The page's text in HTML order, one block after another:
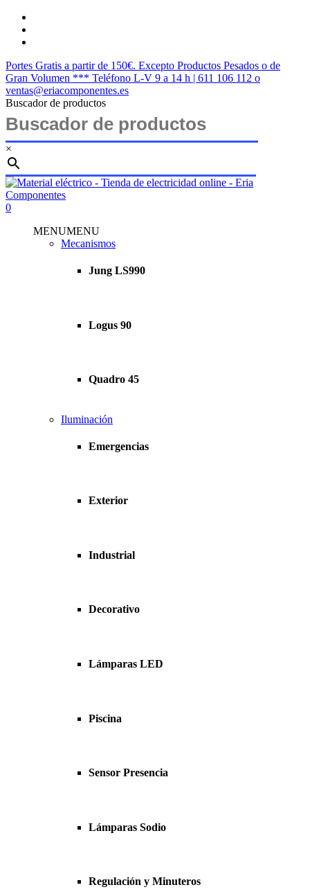
Saltar
contenido
Portes Gratis a partir de 150€. Excepto Productos Pesados o de
Gran Volumen *** Teléfono L-V 9 a 14 h | 611 106 112 o
ventas@eriacomponentes.es
Buscador de productos
×
Cerrar
búsqueda
buscar
account
0
MENUMENU
Mecanismos
Jung LS990
Logus 90
Quadro 45
Iluminación
Emergencias
Exterior
Industrial
Decorativo
Lámparas LED
Piscina
Sensor Presencia
Lámparas Sodio
Regulación y Minuteros